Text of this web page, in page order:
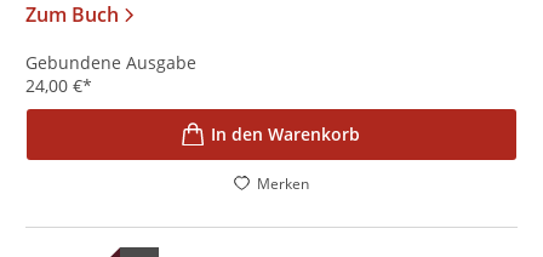
Zum Buch
Gebundene Ausgabe
24,00 €*
In den Warenkorb
Merken